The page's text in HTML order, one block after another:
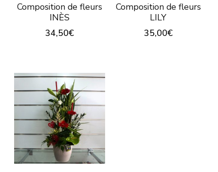
Composition de fleurs
INÈS
34,50€
Composition de fleurs
LILY
35,00€